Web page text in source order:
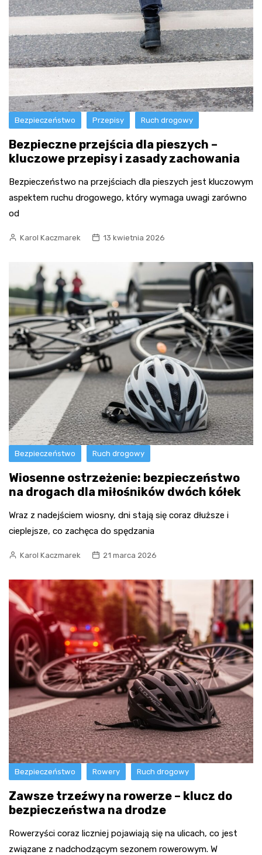
Bezpieczeństwo Przepisy Ruch drogowy
Bezpieczne przejścia dla pieszych –
kluczowe przepisy i zasady zachowania
Bezpieczeństwo na przejściach dla pieszych jest kluczowym
aspektem ruchu drogowego, który wymaga uwagi zarówno
od
Karol Kaczmarek 13 kwietnia 2026
Bezpieczeństwo Ruch drogowy
Wiosenne ostrzeżenie: bezpieczeństwo
na drogach dla miłośników dwóch kółek
Wraz z nadejściem wiosny, dni stają się coraz dłuższe i
cieplejsze, co zachęca do spędzania
Karol Kaczmarek 21 marca 2026
Bezpieczeństwo Rowery Ruch drogowy
Zawsze trzeźwy na rowerze – klucz do
bezpieczeństwa na drodze
Rowerzyści coraz liczniej pojawiają się na ulicach, co jest
związane z nadchodzącym sezonem rowerowym. W